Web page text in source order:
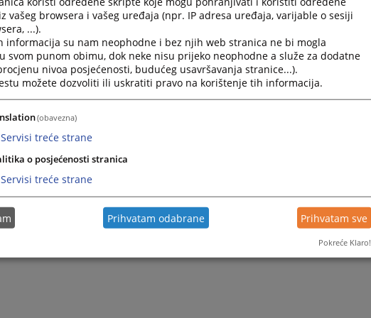
se, početak rada sedmog sudije, kao i imenovanje osmog sudije.
vašeg browsera i vašeg uređaja (npr. IP adresa uređaja, varijable o sesiji
...).
informacija su nam neophodne i bez njih web stranica ne bi mogla
svom punom obimu, dok neke nisu prijeko neophodne a služe za dodatne
nivoa posjećenosti, budućeg usavršavanja stranice...).
možete dozvoliti ili uskratiti pravo na korištenje tih informacija.
(obavezna)
Servisi treće strane
o posjećenosti stranica
Servisi treće strane
Prihvatam odabrane Prihvatam sve
Pokreće Klaro!